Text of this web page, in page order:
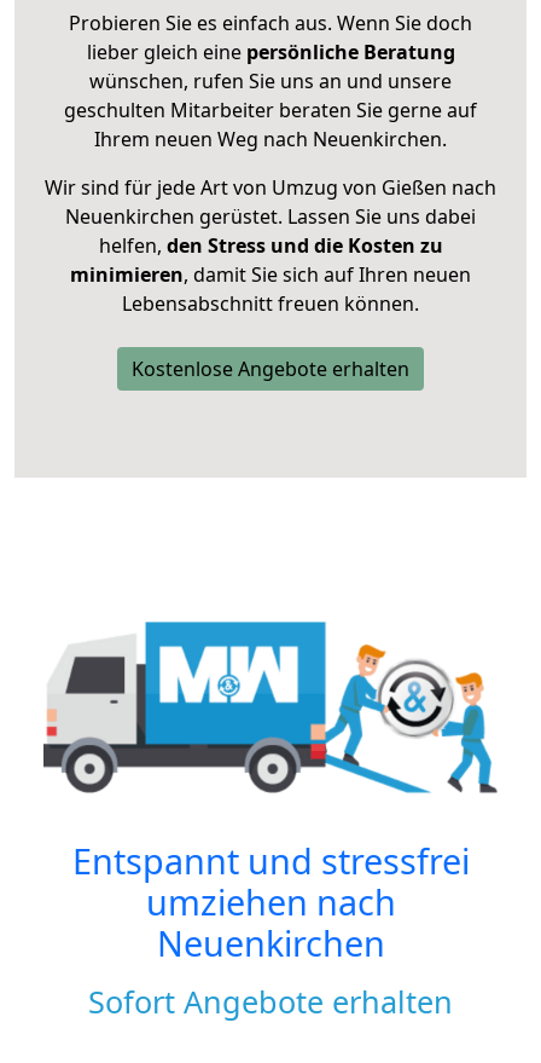
Probieren Sie es einfach aus. Wenn Sie doch
lieber gleich eine persönliche Beratung
wünschen, rufen Sie uns an und unsere
geschulten Mitarbeiter beraten Sie gerne auf
Ihrem neuen Weg nach Neuenkirchen.
Wir sind für jede Art von Umzug von Gießen nach
Neuenkirchen gerüstet. Lassen Sie uns dabei
helfen, den Stress und die Kosten zu
minimieren, damit Sie sich auf Ihren neuen
Lebensabschnitt freuen können.
Kostenlose Angebote erhalten
Entspannt und stressfrei
umziehen nach
Neuenkirchen
Sofort Angebote erhalten